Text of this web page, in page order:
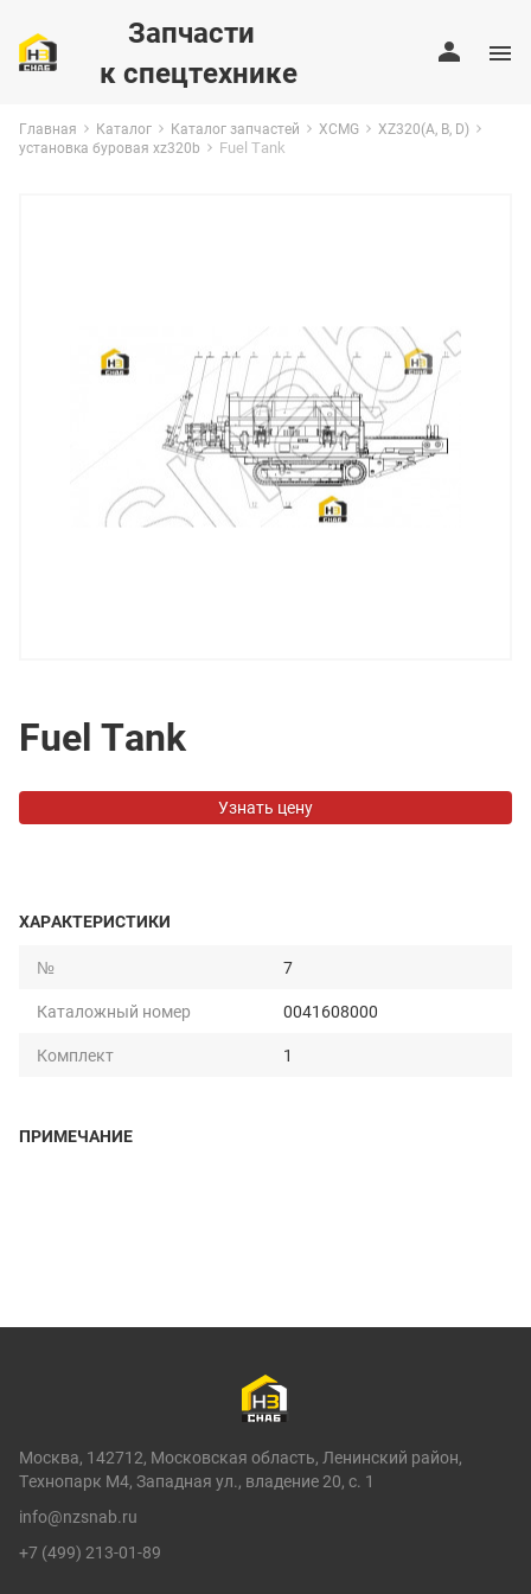
Запчасти
к спецтехнике
Главная Каталог Каталог запчастей XCMG
XZ320(A, B, D)
установка буровая xz320b
Fuel Tank
Fuel Tank
Узнать цену
ХАРАКТЕРИСТИКИ
№
7
Каталожный номер
0041608000
Комплект
1
ПРИМЕЧАНИЕ
Москва, 142712, Московская область, Ленинский район,
Технопарк М4, Западная ул., владение 20, с. 1
info@nzsnab.ru
+7 (499) 213-01-89